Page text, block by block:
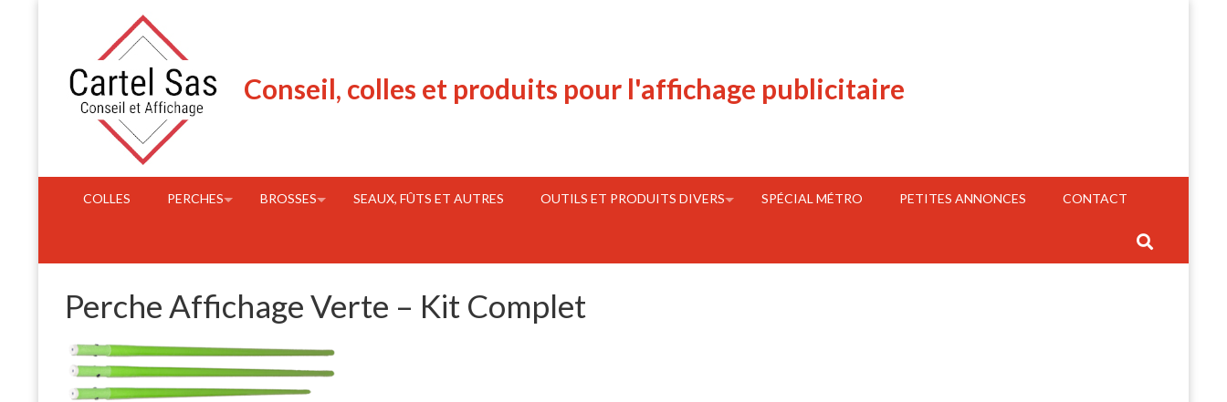
Conseil, colles et produits pour l'affichage publicitaire
COLLES PERCHES BROSSES SEAUX, FÛTS ET AUTRES OUTILS ET PRODUITS DIVERS SPÉCIAL MÉTRO PETITES ANNONCES CONTACT
Perche Affichage Verte – Kit Complet